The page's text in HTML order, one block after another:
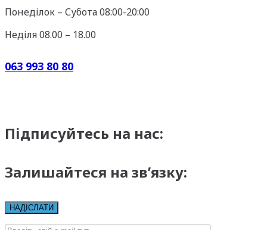
Понеділок – Субота 08:00-20:00
Неділя 08.00 – 18.00
063 993 80 80
Підписуйтесь на нас:
Залишайтеся на зв’язку: